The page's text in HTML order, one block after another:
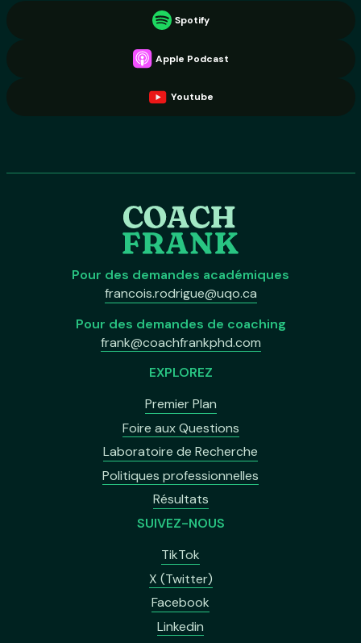
Spotify
Apple Podcast
Youtube
Pour des demandes académiques
francois.rodrigue@uqo.ca
Pour des demandes de coaching
frank@coachfrankphd.com
EXPLOREZ
Premier Plan
Foire aux Questions
Laboratoire de Recherche
Politiques professionnelles
Résultats
SUIVEZ-NOUS
TikTok
X (Twitter)
Facebook
Linkedin